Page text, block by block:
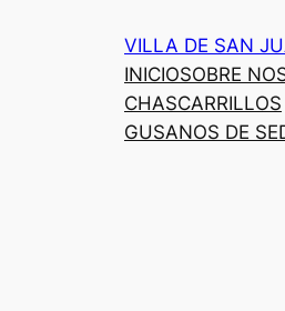
VILLA DE SAN
INICIOSOBRE
CHASCARRILLOS
GUSANOS DE